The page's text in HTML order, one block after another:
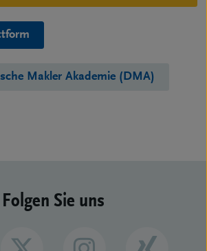
Makler Akademie (DMA)
Folgen Sie uns